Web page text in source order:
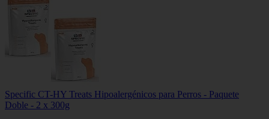
Specific CT-HY Treats Hipoalergénicos para Perros - Paquete
Doble - 2 x 300g